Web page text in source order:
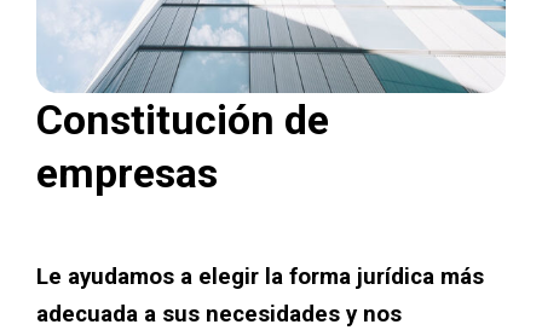
Constitución de
empresas
Le ayudamos a elegir la forma jurídica más
adecuada a sus necesidades y nos